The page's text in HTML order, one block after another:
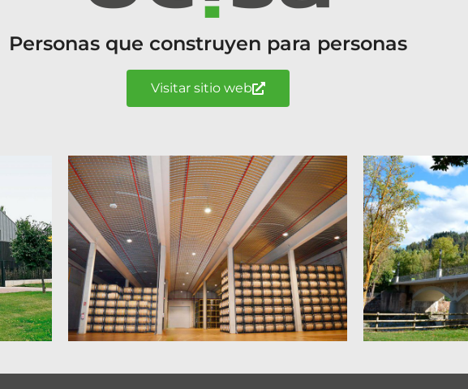
Personas que construyen para personas
Visitar sitio web